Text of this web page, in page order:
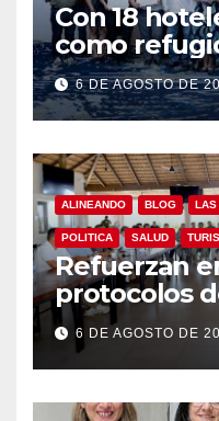
Con 18
como
Gobierno de
refuerza la
garantiza
6 DE AGOSTO DE
ALINEANDO BLOG LAS
POLITICA SALUD
Refuerzan
protocolos
rescate en
y 6 DE AGOSTO DE